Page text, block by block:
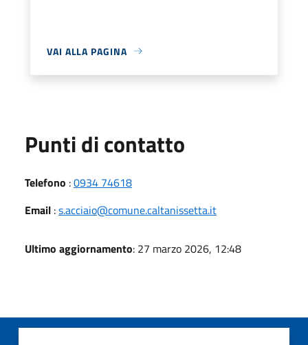
VAI ALLA PAGINA
Punti di contatto
Telefono :0934 74618
Email :s.acciaio@comune.caltanissetta.it
Ultimo aggiornamento: 27 marzo 2026, 12:48